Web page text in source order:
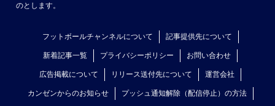
のとします。
フットボールチャンネルについて 記事提供先について
新着記事一覧 プライバシーポリシー お問い合わせ
広告掲載について リリース送付先について 運営会社
カンゼンからのお知らせ プッシュ通知解除（配信停止）の方法